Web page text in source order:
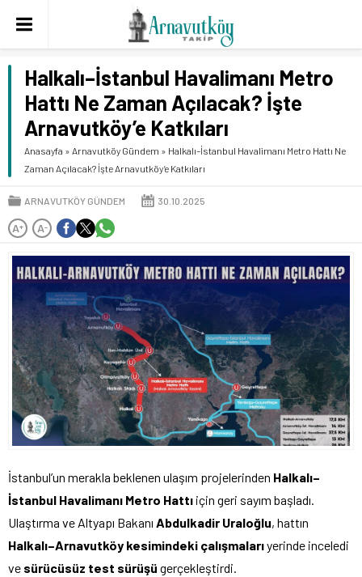
Halkalı–İstanbul Havalimanı Metro
Hattı Ne Zaman Açılacak? İşte
Arnavutköy’e Katkıları
Anasayfa » Arnavutköy Gündem » Halkalı–İstanbul Havalimanı Metro Hattı Ne
Zaman Açılacak? İşte Arnavutköy’e Katkıları
ARNAVUTKÖY GÜNDEM 30.10.2025
A+ A-
İstanbul’un merakla beklenen ulaşım projelerinden Halkalı–
İstanbul Havalimanı Metro Hattı için geri sayım başladı.
Ulaştırma ve Altyapı Bakanı Abdulkadir Uraloğlu, hattın
Halkalı–Arnavutköy kesimindeki çalışmalarıyerinde inceledi
ve sürücüsüz test sürüşü gerçekleştirdi.